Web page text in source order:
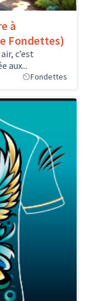
à
Fondettes)
c’est
aux...
Fondettes